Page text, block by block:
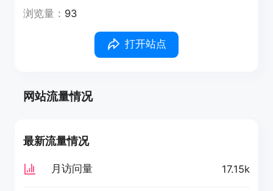
浏览量： 93
打开站点
网站流量情况
最新流量情况
月访问量 17.15k